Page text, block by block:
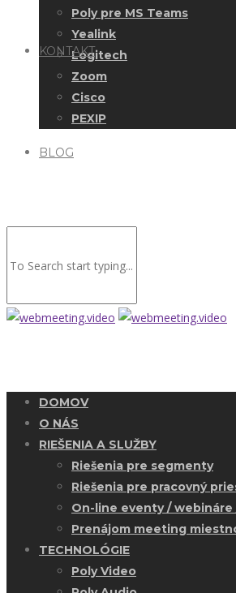
Poly pre MS Teams
Yealink
Logitech
Zoom
Cisco
PEXIP
KONTAKT
BLOG
DOMOV
O NÁS
RIEŠENIA A SLUŽBY
Riešenia pre segmenty
Riešenia pre pracovný
On-line eventy /
Prenájom meeting
TECHNOLÓGIE
Poly Video